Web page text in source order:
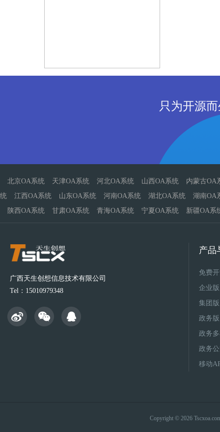
只为开源
北京OA系统 天津OA系统 河北OA系统 山西OA系统
内蒙古OA
统
江西OA系统 山东OA系统 河南OA系统 湖北OA系统
湖南OA
陕西OA系统
甘肃OA系统 青海OA系统 宁夏OA系统 新疆OA系
广西天生创想信息技术有限公司
Tel：15010979348
产品
免费
企业版
集团版
政务版
政务
政务
移动
Copyright © 2026